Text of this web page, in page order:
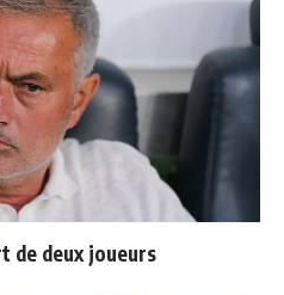
de deux joueurs